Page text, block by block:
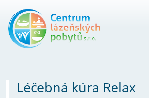
Léčebná kúra Relax